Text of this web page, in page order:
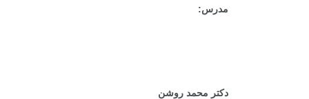
مدرس:
دکتر محمد روشن